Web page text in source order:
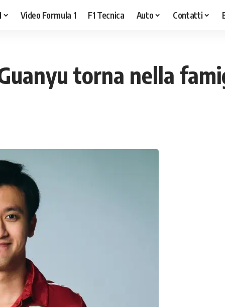
Video Formula 1 F1 Tecnica Auto Contatti
torna nella